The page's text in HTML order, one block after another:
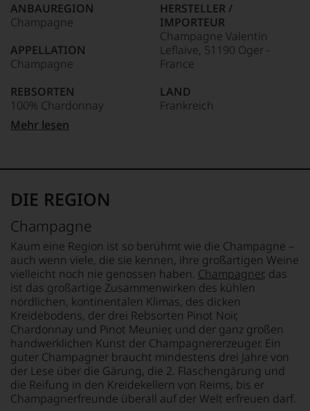
Unter 85 Punkte:
kaum
ein
Das
dokumentieren
auch
und
gerade
mit
Medaillen
Weinjournalisten
Fachpublikationen
unseren
Aussendungen
oder
in
unserem
Webshop,
um
zu
unterstreichen,
auf
welch
hohem
ANBAUREGION
Champagne
APPELLATION
Champagne
REBSORTEN
100% Chardonnay
TRINKTEMPERATUR
ALKOHOLGEHALT
HERSTELLER /
IMPORTEUR
Champagne Valentin
Leflaive, 51190 Oger -
France
LAND
Frankreich
GESCHMACK
Mehr lesen
DIE REGION
Champagne
Kaum eine Region ist so berühmt wie die Champagne –
auch wenn viele, die sie kennen, ihre großartigen Weine
vielleicht noch nie genossen haben. Champagner, das
ist das großartige Zusammenwirken des kühlen
nördlichen, kontinentalen Klimas, des dicken
Kreidebodens, der drei Rebsorten Pinot Noir,
Chardonnay und Pinot Meunier, und der ganz großen
handwerklichen Kunst der Champagnererzeuger. Ein
guter Champagner braucht mindestens drei Jahre von
der Lese über die Gärung, die 2. Flaschengärung und
die Reifung in den Kreidekellern von Reims, bis er
Champagnerfreunde überall auf der Welt erfreuen darf.